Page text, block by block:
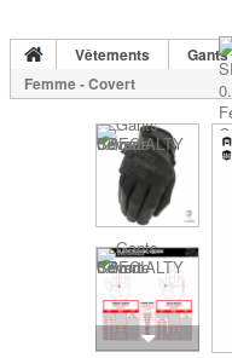
Vêtements Gants
Femme - Covert